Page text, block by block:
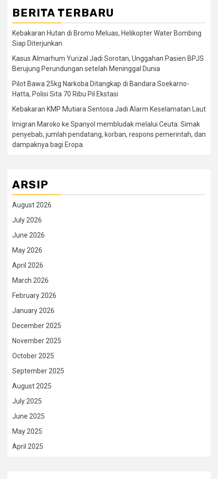
BERITA TERBARU
Kebakaran Hutan di Bromo Meluas, Helikopter Water Bombing
Siap Diterjunkan
Kasus Almarhum Yurizal Jadi Sorotan, Unggahan Pasien BPJS
Berujung Perundungan setelah Meninggal Dunia
Pilot Bawa 25kg Narkoba Ditangkap di Bandara Soekarno-
Hatta, Polisi Sita 70 Ribu Pil Ekstasi
Kebakaran KMP Mutiara Sentosa Jadi Alarm Keselamatan Laut
Imigran Maroko ke Spanyol membludak melalui Ceuta. Simak
penyebab, jumlah pendatang, korban, respons pemerintah, dan
dampaknya bagi Eropa.
ARSIP
August 2026
July 2026
June 2026
May 2026
April 2026
March 2026
February 2026
January 2026
December 2025
November 2025
October 2025
September 2025
August 2025
July 2025
June 2025
May 2025
April 2025